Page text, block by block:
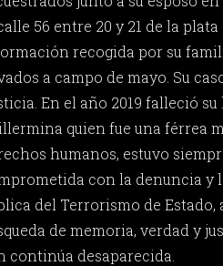
56 entre 20 y 21 de la plata
recogida por su
a campo de mayo. Su
En el año 2019 falleció
quien fue una férrea
humanos, estuvo
con la denuncia y
del Terrorismo de Estado,
de memoria, verdad y
continúa desaparecida.